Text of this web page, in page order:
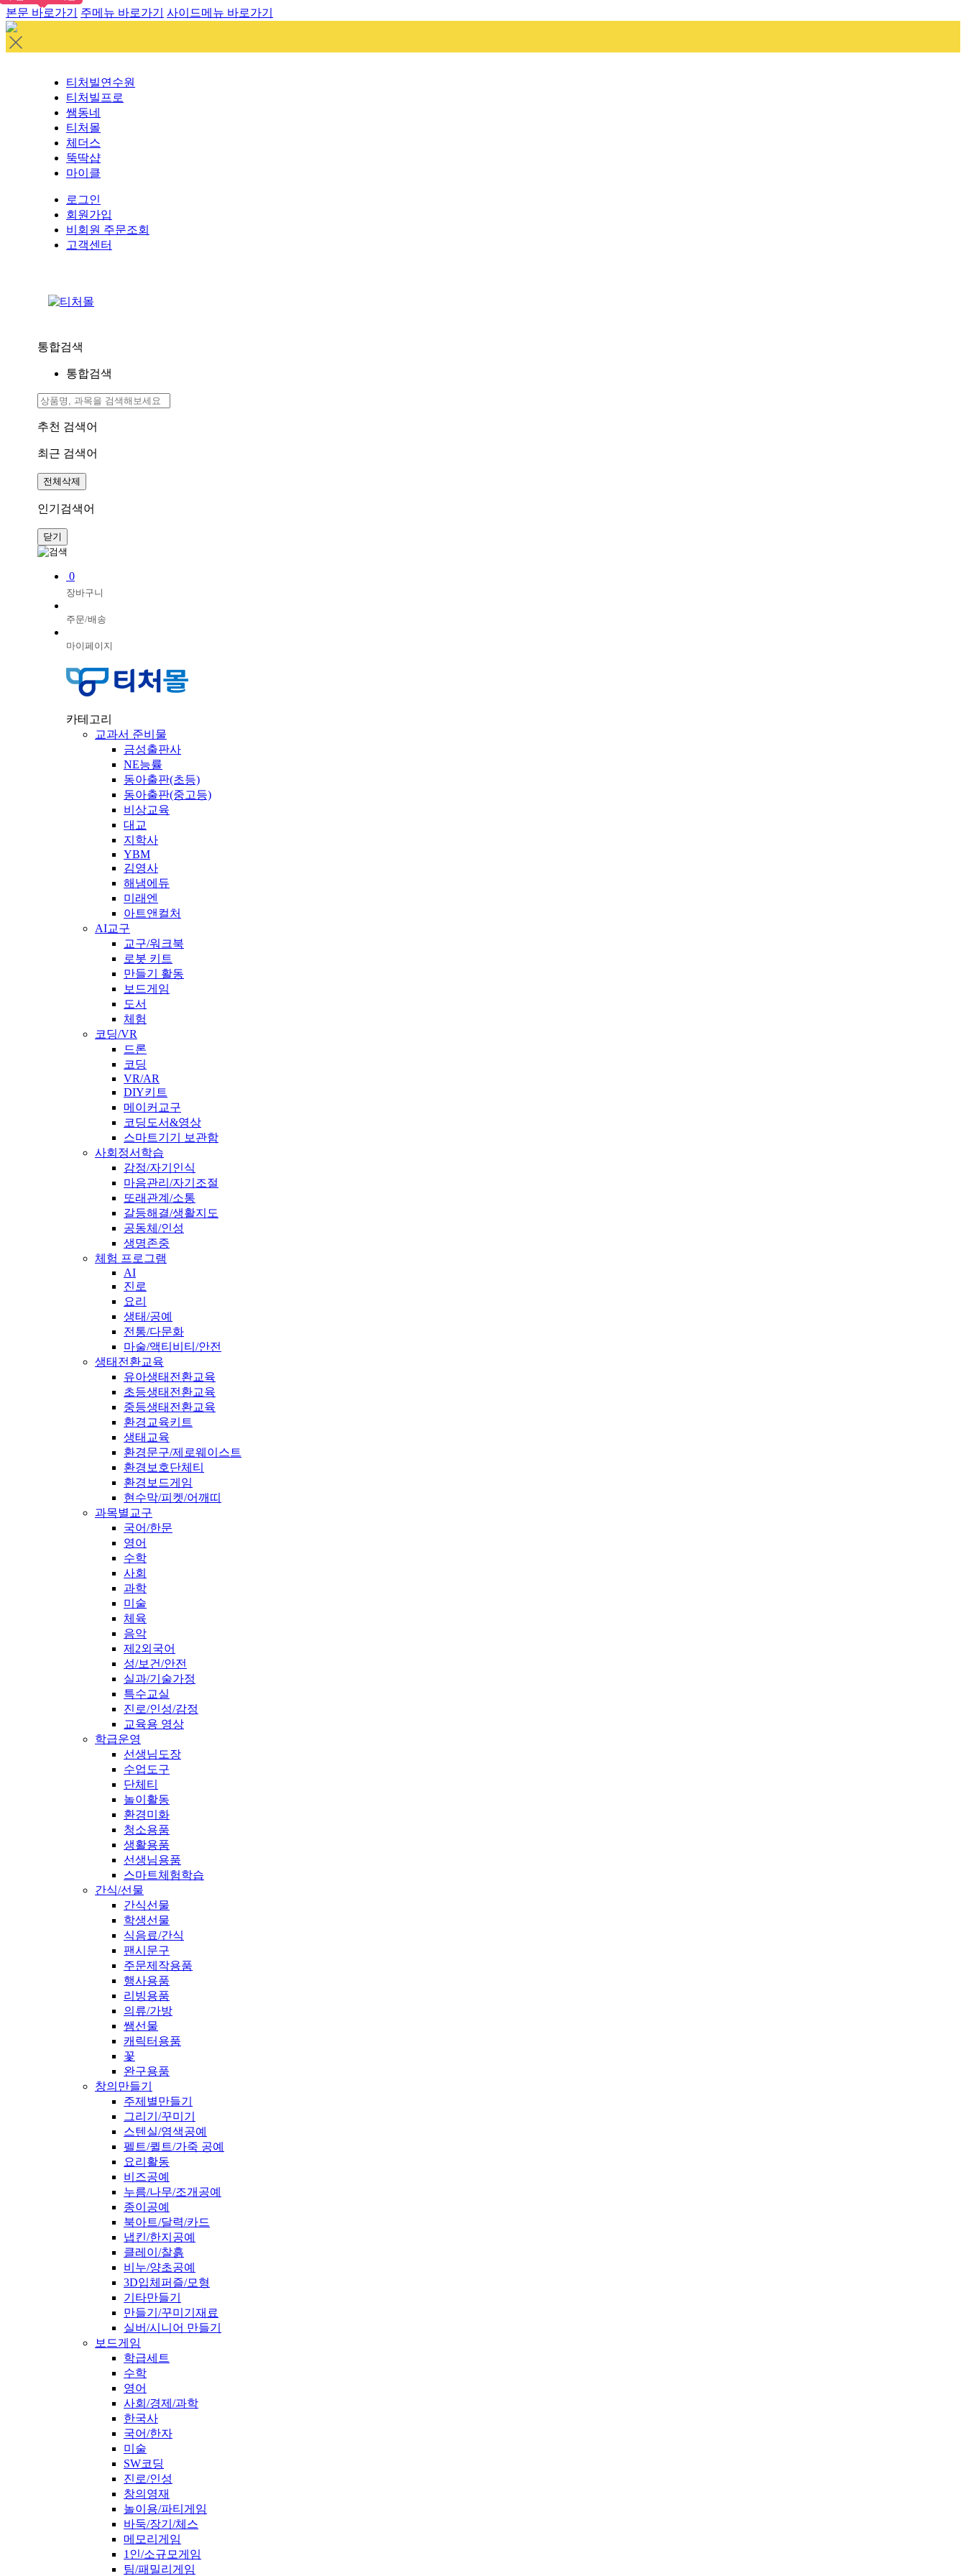
본문 바로가기 주메뉴 바로가기 사이드메뉴 바로가기
티처빌연수원
티처빌프로
쌤동네
티처몰
체더스
뚝딱샵
마이클
로그인
회원가입
비회원 주문조회
고객센터
통합검색
통합검색
추천 검색어
최근 검색어
전체삭제
인기검색어
닫기
0
장바구니
주문/배송
마이페이지
카테고리
교과서 준비물
금성출판사
NE능률
동아출판(초등)
동아출판(중고등)
비상교육
대교
지학사
YBM
김영사
해냄에듀
미래엔
아트앤컬처
AI교구
교구/워크북
로봇 키트
만들기 활동
보드게임
도서
체험
코딩/VR
드론
코딩
VR/AR
DIY키트
메이커교구
코딩도서&영상
스마트기기 보관함
사회정서학습
감정/자기인식
마음관리/자기조절
또래관계/소통
갈등해결/생활지도
공동체/인성
생명존중
체험 프로그램
AI
진로
요리
생태/공예
전통/다문화
마술/액티비티/안전
생태전환교육
유아생태전환교육
초등생태전환교육
중등생태전환교육
환경교육키트
생태교육
환경문구/제로웨이스트
환경보호단체티
환경보드게임
현수막/피켓/어깨띠
과목별교구
국어/한문
영어
수학
사회
과학
미술
체육
음악
제2외국어
성/보건/안전
실과/기술가정
특수교실
진로/인성/감정
교육용 영상
학급운영
선생님도장
수업도구
단체티
놀이활동
환경미화
청소용품
생활용품
선생님용품
스마트체험학습
간식/선물
간식선물
학생선물
식음료/간식
팬시문구
주문제작용품
행사용품
리빙용품
의류/가방
쌤선물
캐릭터용품
꽃
완구용품
창의만들기
주제별만들기
그리기/꾸미기
스텐실/염색공예
펠트/퀼트/가죽 공예
요리활동
비즈공예
누름/나무/조개공예
종이공예
북아트/달력/카드
냅킨/한지공예
클레이/찰흙
비누/양초공예
3D입체퍼즐/모형
기타만들기
만들기/꾸미기재료
실버/시니어 만들기
보드게임
학급세트
수학
영어
사회/경제/과학
한국사
국어/한자
미술
SW코딩
진로/인성
창의영재
놀이용/파티게임
바둑/장기/체스
메모리게임
1인/소규모게임
팀/패밀리게임